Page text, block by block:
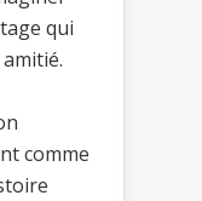
qui
comme